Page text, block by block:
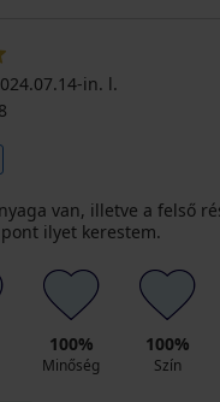
in. l.
van, illetve a felső
ilyet kerestem.
100%
Minőség
100%
Szín